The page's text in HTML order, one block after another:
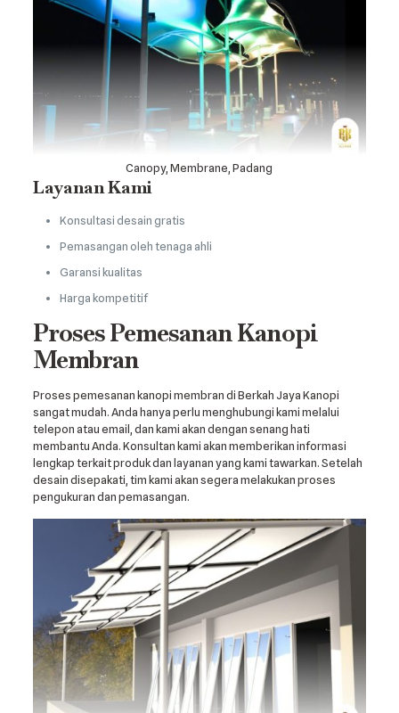
Canopy, Membrane, Padang
Layanan Kami
Konsultasi desain gratis
Pemasangan oleh tenaga ahli
Garansi kualitas
Harga kompetitif
Proses Pemesanan Kanopi
Membran
Proses pemesanan kanopi membran di Berkah Jaya Kanopi
sangat mudah. Anda hanya perlu menghubungi kami melalui
telepon atau email, dan kami akan dengan senang hati
membantu Anda. Konsultan kami akan memberikan informasi
lengkap terkait produk dan layanan yang kami tawarkan. Setelah
desain disepakati, tim kami akan segera melakukan proses
pengukuran dan pemasangan.